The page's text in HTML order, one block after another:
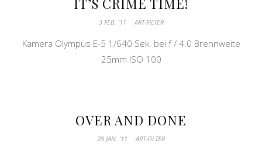
IT’S CRIME TIME!
3 FEB. ’11 ART-FILTER
Kamera Olympus E-5 1/640 Sek. bei f / 4.0 Brennweite
25mm ISO 100
OVER AND DONE
29 JAN. ’11 ART-FILTER